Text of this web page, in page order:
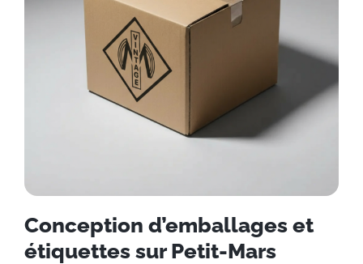
Conception d’emballages et
étiquettes sur Petit-Mars